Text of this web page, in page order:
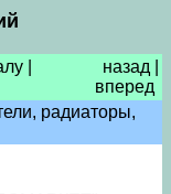
назад
вперед
радиаторы,